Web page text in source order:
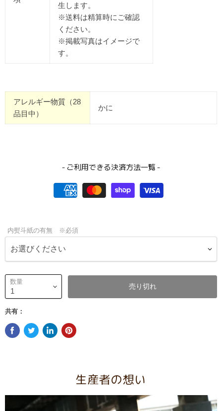
生します。
※送料は精算時にご確認
ください。
※掲載写真はイメージで
す。
アレルギー物質（28
品目中）
かに
- ご利用できる決済方法一覧 -
内熨斗紙の有無 ※必須
数量 売り切れ
共有：
生産者の想い